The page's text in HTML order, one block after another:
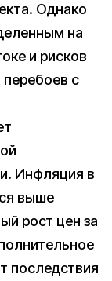
Однако
на
и рисков
перебоев с
Инфляция в
выше
рост цен за
последствия